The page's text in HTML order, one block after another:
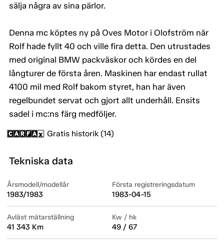
sälja några av sina pärlor.
Denna mc köptes ny på Oves Motor i Olofström när
Rolf hade fyllt 40 och ville fira detta. Den utrustades
med original BMW packväskor och kördes en del
långturer de första åren. Maskinen har endast rullat
4100 mil med Rolf bakom styret, han har även
regelbundet servat och gjort allt underhåll. Ensits
sadel i mc:ns färg medföljer.
Gratis historik (14)
Tekniska data
Årsmodell/modellår
1983/1983
Första registreringsdatum
1983-04-15
Avläst mätarställning
41 343 Km
Kw / hk
49 / 67